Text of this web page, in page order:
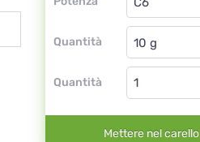
Quantità
Globuli
Quantità
Mettere nel carello